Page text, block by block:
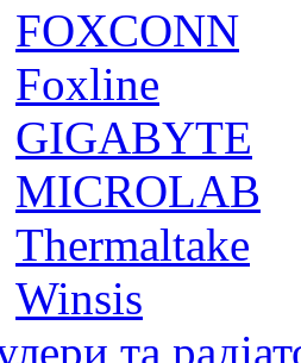
FOXCONN
Foxline
GIGABYTE
MICROLAB
Thermaltake
Winsis
та